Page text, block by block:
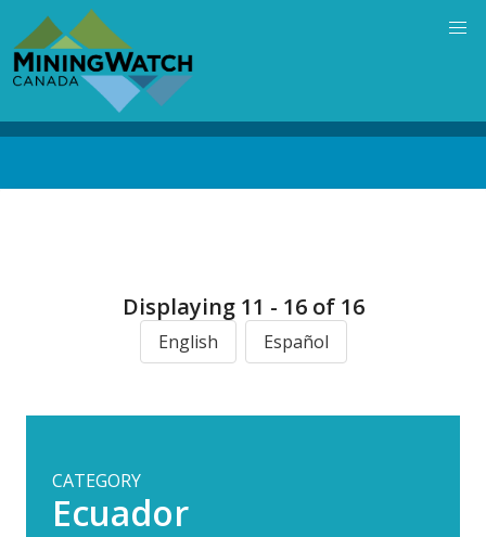
main
content
Displaying 11 - 16 of 16
English Español
CATEGORY
Ecuador